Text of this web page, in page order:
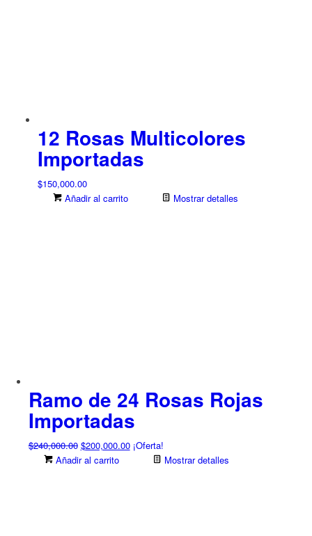
12 Rosas Multicolores
Importadas
$150,000.00
Añadir al carrito
Mostrar detalles
Ramo de 24 Rosas Rojas
Importadas
$240,000.00 El
precio
$200,000.00El¡Oferta!
Añadir al carrito
Mostrar detalles